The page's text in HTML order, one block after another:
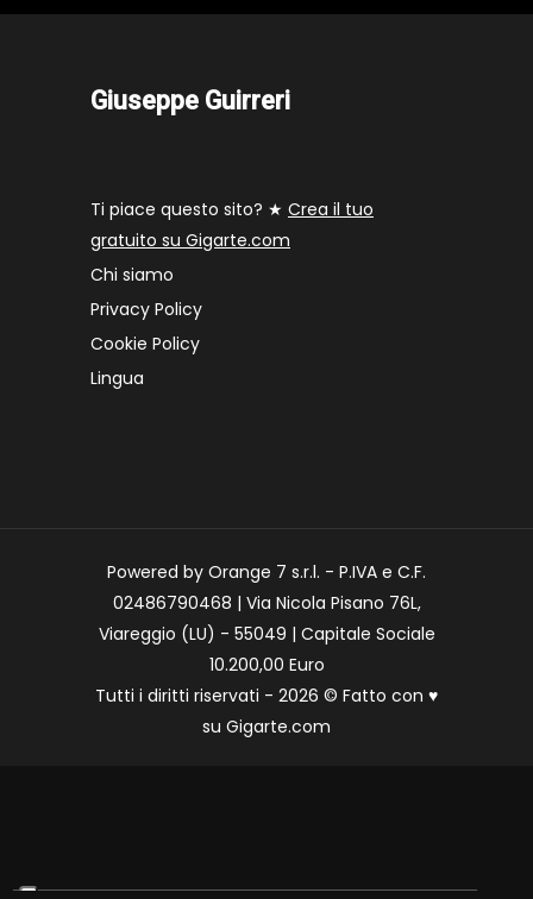
Giuseppe Guirreri
Ti piace questo sito? ★ Crea il tuo
gratuito su Gigarte.com
Chi siamo
Privacy Policy
Cookie Policy
Lingua
Powered by Orange 7 s.r.l. - P.IVA e C.F.
02486790468 | Via Nicola Pisano 76L,
Viareggio (LU) - 55049 | Capitale Sociale
10.200,00 Euro
Tutti i diritti riservati - 2026 © Fatto con ♥
su Gigarte.com